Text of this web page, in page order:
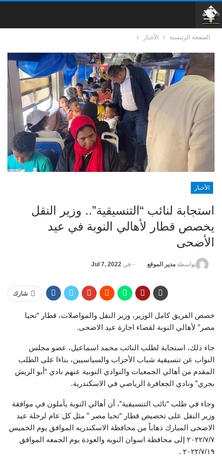
الصفحة الرئيسية الأخبار
الأخبار
استجابة لنائب “التنسيقية”.. وزير النقل
يخصص قطار لأهالي النوبة في عيد
الأضحى
بواسطة مدير الموقع في Jul 7, 2022
شارك
خصص الفريق كامل الوزير، وزير النقل والمواصلات، قطار “تحيا
مصر” لأهالي النوبة لقضاء اجازة عيد الاضحى.
جاء ذلك، استجابة لطلب النائب محمد اسماعيل، عضو مجلس
النواب عن تنسيقية شباب الأحزاب والسياسيين، بناءا على الطلب
المقدم من أهالي الجمعيات والنوادي النوبية عنهم نادي “أبو الريش
بحري” ونادي الجعافرة الرياضي في الاسكندرية.
وجاء في طلب “نائب التنسيقية”، أن أهالي النوبة يأملون في موافقة
وزير النقل على تخصيص قطار “تحيا مصر ” مثل كل عام لرحلة عيد
الاضحى المبارك ذهاباً من محافظة الاسكندريه الموافق يوم الخميس
۲۰۲۲/۷/۷ إلى محافظة اسوان النوبه والعودة يوم الجمعه الموافق
۲۰۲۲/۷/۱۹ .